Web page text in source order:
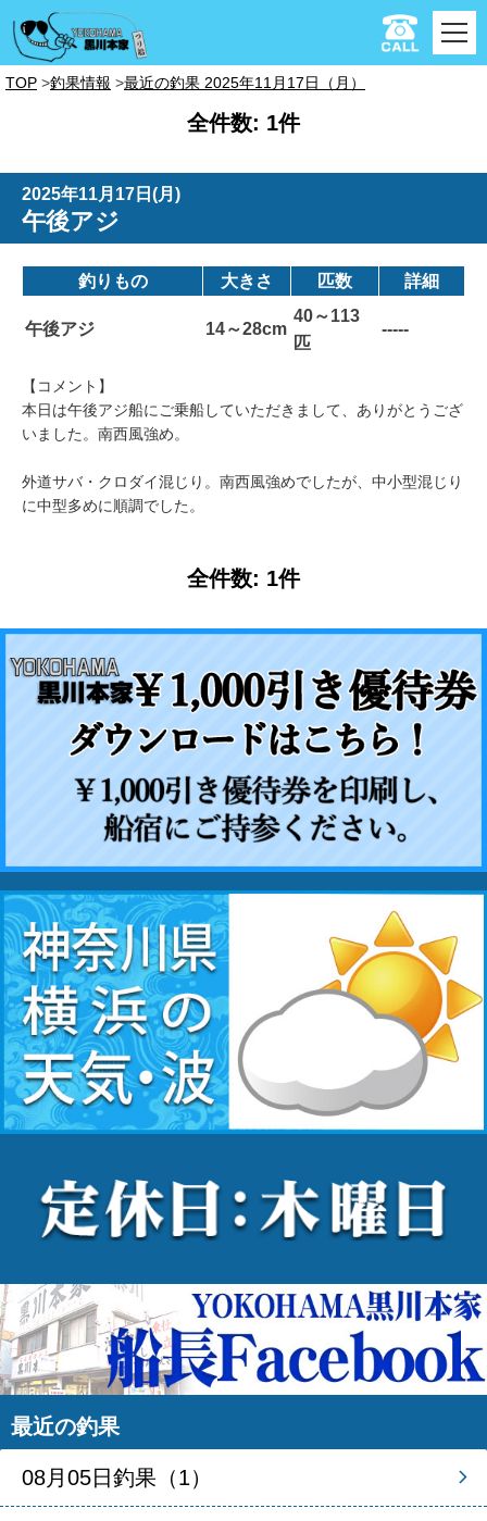
TOP 釣果情報 最近の釣果 2025年11月17日（月）
全件数: 1件
2025年11月17日(月)
午後アジ
釣りもの 大きさ 匹数 詳細
午後アジ 14～28cm
40～113
匹
-----
【コメント】
本日は午後アジ船にご乗船していただきまして、ありがとうござ
いました。南西風強め。
外道サバ・クロダイ混じり。南西風強めでしたが、中小型混じり
に中型多めに順調でした。
全件数: 1件
最近の釣果
08月05日釣果（1）